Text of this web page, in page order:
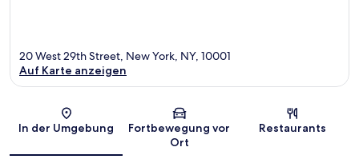
Karte
20 West 29th Street, New York, NY, 10001
Auf Karte anzeigen
In der Umgebung
Fortbewegung vor
Ort
Restaurants